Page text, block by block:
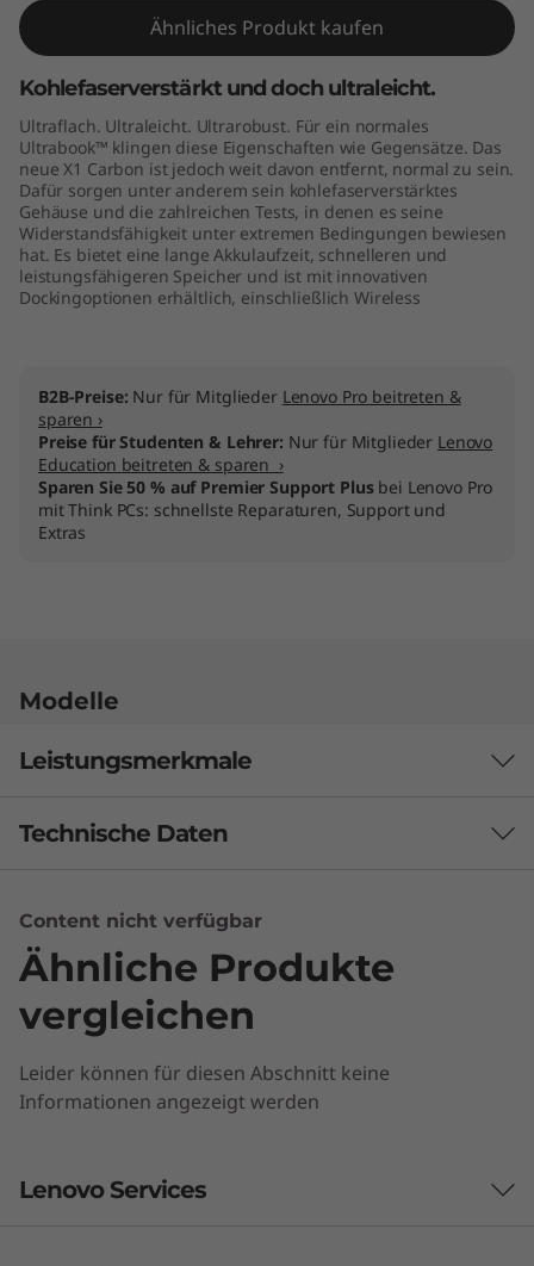
e
n
5
Ähnliches Produkt kaufen
Kohlefaserverstärkt und doch ultraleicht.
Ultraflach. Ultraleicht. Ultrarobust. Für ein normales
Ultrabook™ klingen diese Eigenschaften wie Gegensätze. Das
neue X1 Carbon ist jedoch weit davon entfernt, normal zu sein.
Dafür sorgen unter anderem sein kohlefaserverstärktes
Gehäuse und die zahlreichen Tests, in denen es seine
Widerstandsfähigkeit unter extremen Bedingungen bewiesen
hat. Es bietet eine lange Akkulaufzeit, schnelleren und
leistungsfähigeren Speicher und ist mit innovativen
Dockingoptionen erhältlich, einschließlich Wireless
B2B-Preise: Nur für Mitglieder Lenovo Pro beitreten &
sparen ›
Preise für Studenten & Lehrer: Nur für Mitglieder Lenovo
Education beitreten & sparen ›
Sparen Sie 50 % auf Premier Support Plusbei Lenovo Pro
mit Think PCs: schnellste Reparaturen, Support und
Extras
Modelle
Leistungsmerkmale
Technische Daten
Leistung
Prozessor
Up to 7th generation Intel® Core™ vPro
Up to Windows 10 Pro 64-bit
Up to 16GB LPDDR3 1866MHz
Content nicht verfügbar
Ähnliche Produkte
vergleichen
Leider können für diesen Abschnitt keine
Informationen angezeigt werden
Lenovo Services